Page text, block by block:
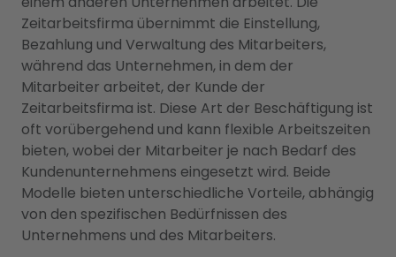
Zeitarbeitsfirma übernimmt die Einstellung,
Bezahlung und Verwaltung des Mitarbeiters,
während das Unternehmen, in dem der
Mitarbeiter arbeitet, der Kunde der
Zeitarbeitsfirma ist. Diese Art der Beschäftigung ist
oft vorübergehend und kann flexible Arbeitszeiten
bieten, wobei der Mitarbeiter je nach Bedarf des
Kundenunternehmens eingesetzt wird. Beide
Modelle bieten unterschiedliche Vorteile, abhängig
von den spezifischen Bedürfnissen des
Unternehmens und des Mitarbeiters.